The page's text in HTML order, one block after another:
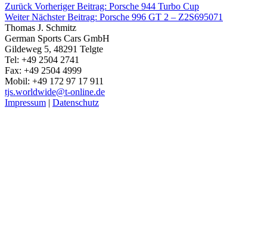
Zurück Vorheriger Beitrag: Porsche 944 Turbo Cup
Weiter Nächster Beitrag: Porsche 996 GT 2 – Z2S695071
Thomas J. Schmitz
German Sports Cars GmbH
Gildeweg 5, 48291 Telgte
Tel: +49 2504 2741
Fax: +49 2504 4999
Mobil: +49 172 97 17 911
tjs.worldwide@t-online.de
Impressum | Datenschutz